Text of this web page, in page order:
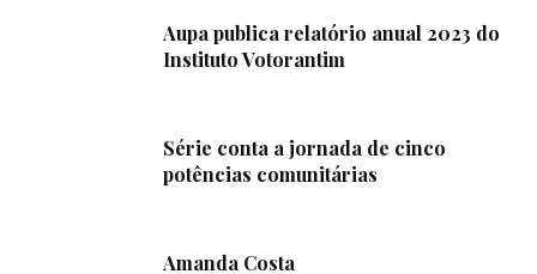
Aupa publica relatório anual 2023 do
Instituto Votorantim
Série conta a jornada de cinco
potências comunitárias
Amanda Costa